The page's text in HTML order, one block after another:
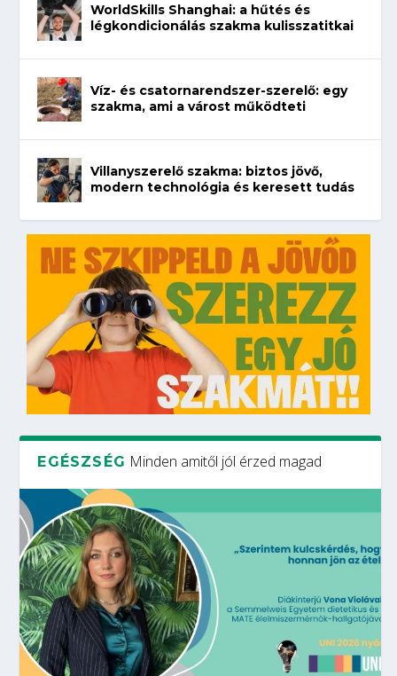
WorldSkills Shanghai: a hűtés és
légkondicionálás szakma kulisszatitkai
Víz- és csatornarendszer-szerelő: egy
szakma, ami a várost működteti
Villanyszerelő szakma: biztos jövő,
modern technológia és keresett tudás
EGÉSZSÉG Minden amitől jól érzed magad